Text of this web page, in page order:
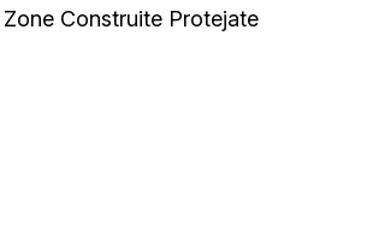
Construite Protejate